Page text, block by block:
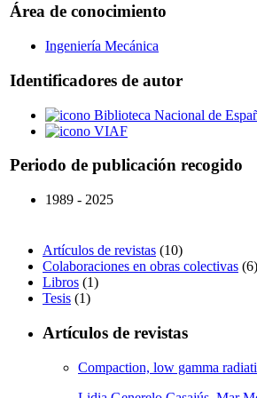
Área de conocimiento
Ingeniería Mecánica
Identificadores de autor
Biblioteca Nacional de
VIAF
Periodo de publicación recogido
1989 - 2025
Artículos de revistas (10)
Colaboraciones en obras colectivas (6)
Libros (1)
Tesis (1)
Artículos de revistas
Compaction, low gamma